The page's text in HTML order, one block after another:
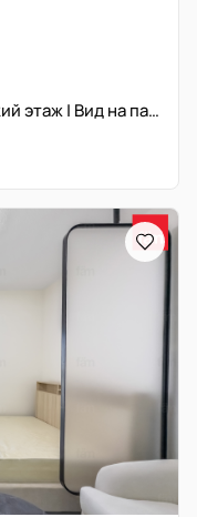
Полностью меблирована | Высокий этаж | Вид на парк